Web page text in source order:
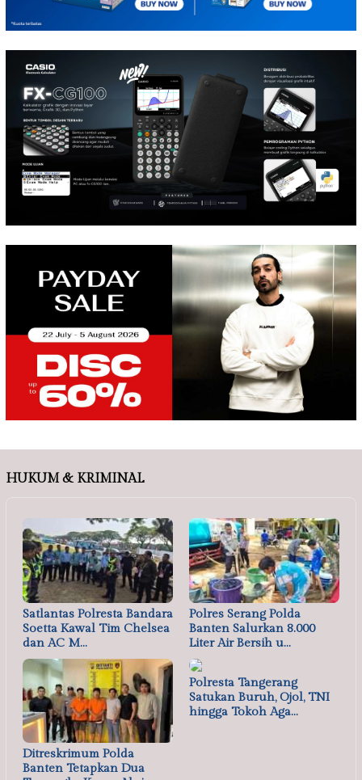
HUKUM & KRIMINAL
Satlantas Polresta Bandara
Soetta Kawal Tim Chelsea
dan AC M…
Polres Serang Polda
Banten Salurkan 8.000
Liter Air Bersih u…
Ditreskrimum Polda
Banten Tetapkan Dua
Polresta Tangerang
Satukan Buruh, Ojol, TNI
hingga Tokoh Aga…